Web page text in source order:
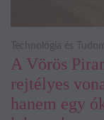
A Vörös
rejtélyes
hanem egy
Technológia és